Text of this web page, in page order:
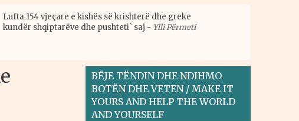
Lufta 154 vjeçare e kishës së krishterë dhe greke
kundër shqiptarëve dhe pushteti` saj - Ylli Përmeti
BËJE TËNDIN DHE NDIHMO
BOTËN DHE VETEN / MAKE IT
YOURS AND HELP THE WORLD
AND YOURSELF